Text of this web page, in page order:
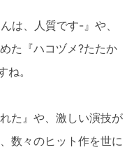
は、人質です-』や、
た『ハコヅメ?たたか
。
た』や、激しい演技が
数々のヒット作を世に